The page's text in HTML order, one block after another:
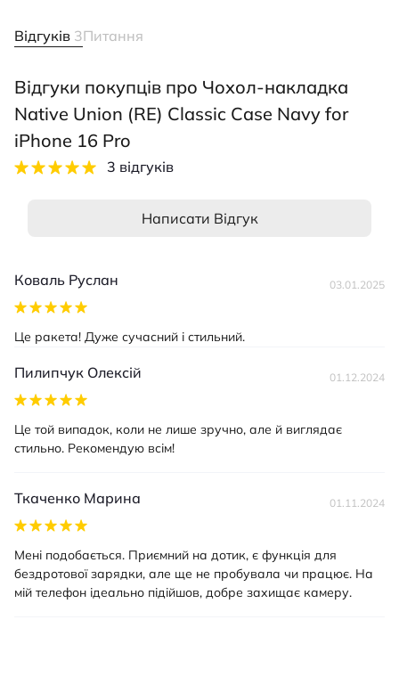
Відгуків 3Питання
Відгуки покупців про Чохол-накладка
Native Union (RE) Classic Case Navy for
iPhone 16 Pro
3 відгуків
Написати Відгук
Коваль Руслан 03.01.2025
Це ракета! Дуже сучасний і стильний.
Пилипчук Олексій 01.12.2024
Це той випадок, коли не лише зручно, але й виглядає
стильно. Рекомендую всім!
Ткаченко Марина 01.11.2024
Мені подобається. Приємний на дотик, є функція для
бездротової зарядки, але ще не пробувала чи працює. На
мій телефон ідеально підійшов, добре захищає камеру.